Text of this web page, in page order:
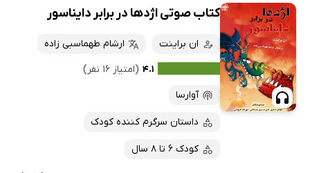
تازه‌ها
داغ‌ترین‌ها
پرفروش‌ها
ارزان ترین‌ها
همه کتاب‌ها
کتاب‌های صوتی
کتاب‌های متنی
کتاب صوتی اژدها در برابر دایناسور
ان براینت
ارشام طهماسبی زاده
۴.۱ (امتیاز ۱۶ نفر)
آوارسا
داستان سرگرم کننده کودک
کودک 6 تا 8 سال